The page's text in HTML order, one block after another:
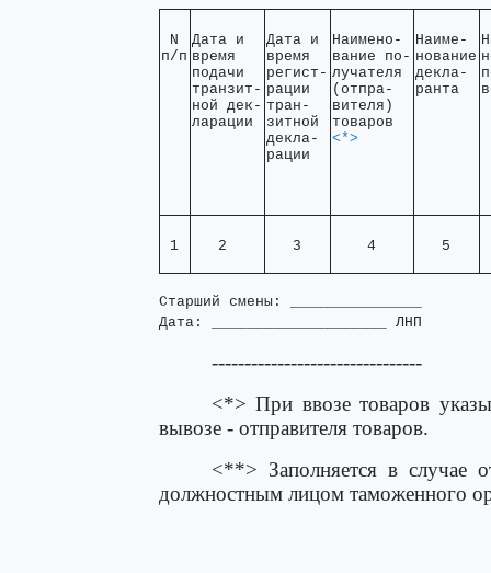
N
п/п
Дата и
время
подачи
транзит-
ной дек-
ларации
Дата и
время
регист-
рации
тран-
зитной
декла-
рации
Наимено-
вание по-
лучателя
(отпра-
вителя)
<*>
Наиме-
нование
декла-
ранта
1
   2
   3
    4
   5
Старший смены: _______________
Дата: ____________________ ЛНП
--------------------------------
<*> При ввозе товаров
вывозе - отправителя товаров.
<**> Заполняется в случае
должностным лицом таможенного